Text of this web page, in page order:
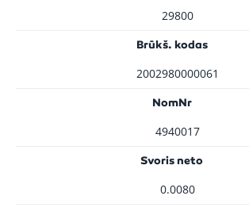
29800
Brūkš. kodas
2002980000061
NomNr
4940017
Svoris neto
0.0080